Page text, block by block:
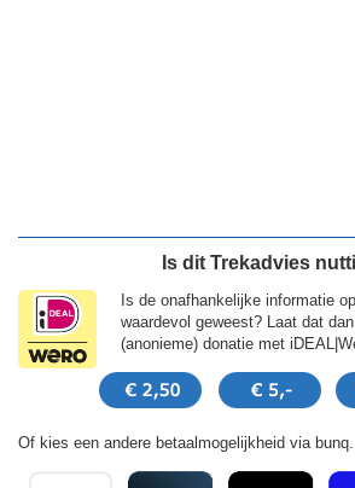
Is dit Trekadvies
Is de onafhankelijke informatie
waardevol geweest? Laat dat
(anonieme) donatie met
Of kies een andere betaalmogelijkheid via